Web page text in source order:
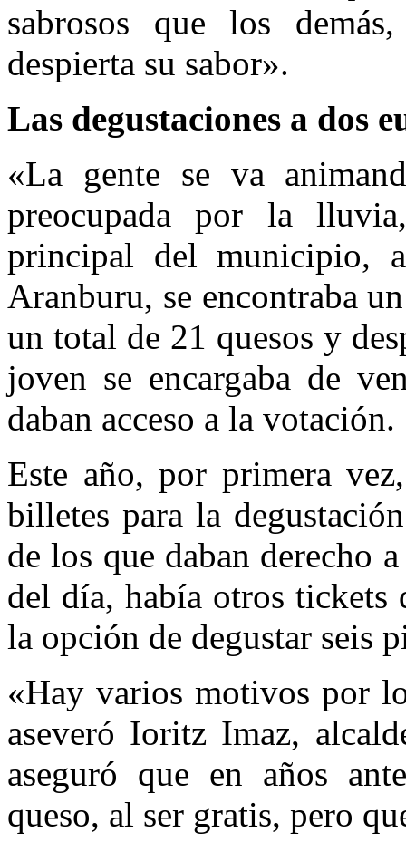
sabrosos que los
despierta su sabor».
Las degustaciones a dos
«La gente se va
preocupada por la
principal del municipio,
Aranburu, se encontraba
un total de 21 quesos y
joven se encargaba de
daban acceso a la votación.
Este año, por primera
billetes para la
de los que daban derecho
del día, había otros tickets
la opción de degustar seis
«Hay varios motivos por
aseveró Ioritz Imaz,
aseguró que en años
queso, al ser gratis, pero